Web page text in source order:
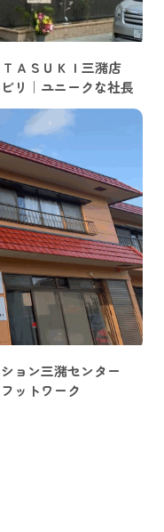
ＴＡＳＵＫＩ三潴店
リ｜ユニークな社長
ョン三潴センター
ットワーク